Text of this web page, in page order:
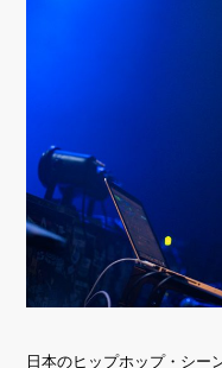
日本のヒップホップ・シー